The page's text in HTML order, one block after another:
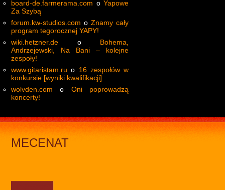
board-de.farmerama.com o Yapowe
Za Szybą
forum.kw-studios.com o Znamy cały
program tegorocznej YAPY!
wiki.hetzner.de o Bohema,
Andrzejewski, Na Bani – kolejne
zespoły!
www.gitaristam.ru o 16 zespołów w
konkursie [wyniki kwalifikacji]
wolvden.com o Oni poprowadzą
koncerty!
MECENAT